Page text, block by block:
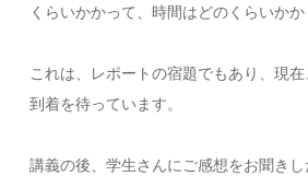
くらいかかって、時間はどのくらいかか
これは、レポートの宿題でもあり、現
到着を待っています。
講義の後、学生さんにご感想をお聞き